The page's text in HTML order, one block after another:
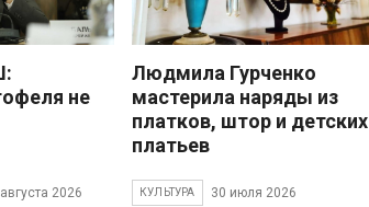
не
2026
Людмила Гурченко
мастерила наряды из
платков, штор и детских
платьев
КУЛЬТУРА 30 июля 2026